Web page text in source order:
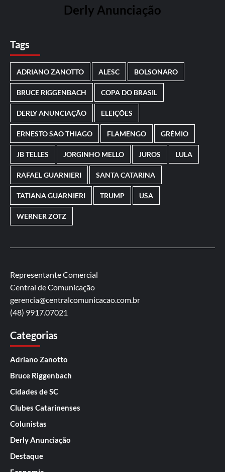
Derly Anunciação
Tags
ADRIANO ZANOTTO ALESC BOLSONARO
BRUCE RIGGENBACH COPA DO BRASIL
DERLY ANUNCIAÇÃO ELEIÇÕES
ERNESTO SÃO THIAGO FLAMENGO GRÊMIO
JB TELLES JORGINHO MELLO JUROS LULA
RAFAEL GUARNIERI SANTA CATARINA
TATIANA GUARNIERI TRUMP USA
WERNER ZOTZ
Representante Comercial
Central de Comunicação
gerencia@centralcomunicacao.com.br
(48) 9917.07021
Categorias
Adriano Zanotto
Bruce Riggenbach
Cidades de SC
Clubes Catarinenses
Colunistas
Derly Anunciação
Destaque